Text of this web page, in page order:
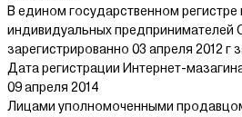
В едином государственном
индивидуальных предпринимателей
зарегистрированно 03 апреля 2012 г
Дата регистрации Интернет-
09 апреля 2014
Лицами уполномоченными